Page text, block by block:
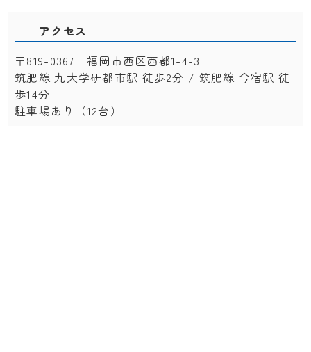
アクセス
〒819-0367 福岡市西区西都1-4-3
筑肥線 九大学研都市駅 徒歩2分 / 筑肥線 今宿駅 徒
歩14分
駐車場あり（12台）